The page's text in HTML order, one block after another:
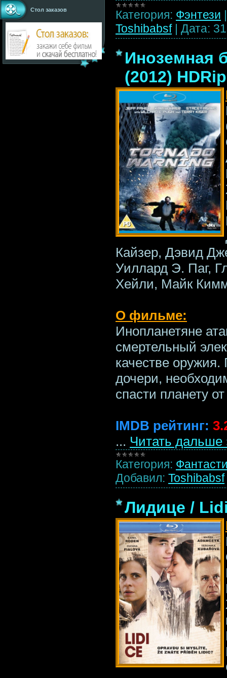
Стол заказов Категория: Фэнтези
Toshibabsf | Дата:
Иноземная
(2012) HDRip
Кайзер, Дэвид
Уиллард Э. Паг,
Хейли, Майк
О фильме:
Инопланетяне
смертельный
качестве оружия.
дочери,
спасти планету
IMDB рейтинг:
... Читать дальше
Категория:
Добавил: Toshibabsf
Лидице /